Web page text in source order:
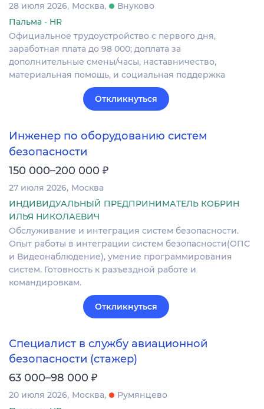
28 июля 2026 Москва
Внуково
Пальма - HR
Официальное трудоустройство с первого дня,
заработная плата до 98 000; доплата за
дополнительные смены/часы, наставничество,
материальная помощь, и социальная поддержка
Откликнуться
Инженер по оборудованию систем
безопасности
150 000–200 000 ₽
27 июля 2026 Москва
ИНДИВИДУАЛЬНЫЙ ПРЕДПРИНИМАТЕЛЬ КОБРИН
ИЛЬЯ НИКОЛАЕВИЧ
Обслуживание и интеграция систем безопасности.
Опыт работы в интеграции систем безопасности(ОПС
и Видеонаблюдение), умение программирования
систем. Готовность к разъездной работе и
командировкам.
Откликнуться
Специалист в службу авиационной
безопасности (стажер)
63 000–98 000 ₽
20 июля 2026 Москва
Румянцево